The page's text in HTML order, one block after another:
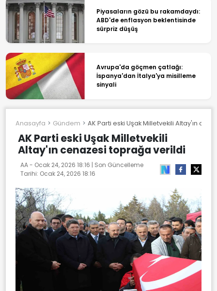
Piyasaların gözü bu rakamdaydı:
ABD'de enflasyon beklentisinde
sürpriz düşüş
Avrupa'da göçmen çatlağı:
İspanya'dan İtalya'ya misilleme
sinyali
Anasayfa Gündem AK Parti eski Uşak Milletvekili Altay'ın
AK Parti eski Uşak Milletvekili
Altay'ın cenazesi toprağa verildi
AA - Ocak 24, 2026 18:16 | Son Güncelleme
Tarihi: Ocak 24, 2026 18:16